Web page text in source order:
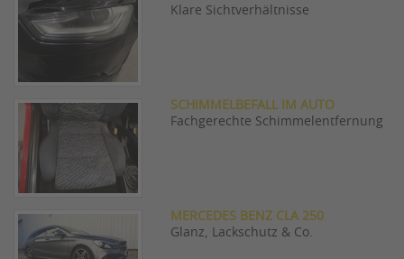
Klare Sichtverhältnisse
SCHIMMELBEFALL IM AUTO
Fachgerechte Schimmelentfernung
MERCEDES BENZ CLA 250
Glanz, Lackschutz & Co.